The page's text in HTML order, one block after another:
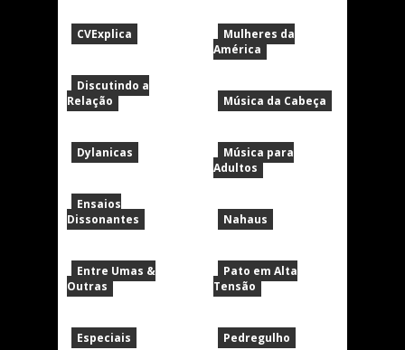
CVExplica
Discutindo a
Relação
Dylanicas
Ensaios
Dissonantes
Entre Umas &
Outras
Especiais
Mulheres da
América
Música da Cabeça
Música para
Adultos
Nahaus
Pato em Alta
Tensão
Pedregulho